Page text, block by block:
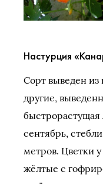
Настурция
Сорт выведен из
другие,
быстрорастущая
сентябрь,
метров. Цветки
жёлтые с